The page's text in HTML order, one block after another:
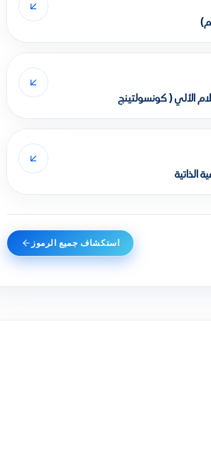
الألي ( كونسولتينج
الذاتية
استكشاف جميع الرموز